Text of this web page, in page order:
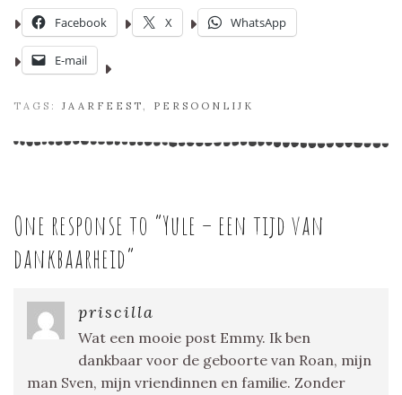
Facebook X WhatsApp
E-mail
TAGS: JAARFEEST, PERSOONLIJK
One response to “Yule – een tijd van
dankbaarheid”
priscilla
Wat een mooie post Emmy. Ik ben
dankbaar voor de geboorte van Roan, mijn
man Sven, mijn vriendinnen en familie. Zonder